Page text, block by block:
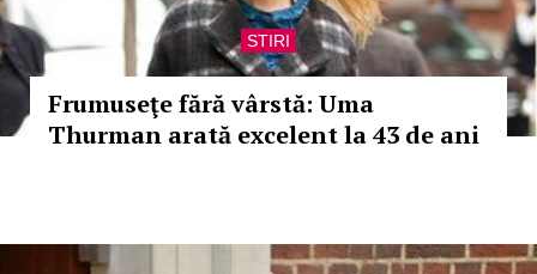
STIRI
Frumuseţe fără vârstă: Uma
Thurman arată excelent la 43 de ani